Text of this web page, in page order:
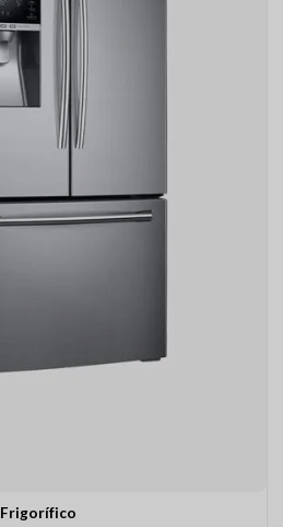
Frigorífico